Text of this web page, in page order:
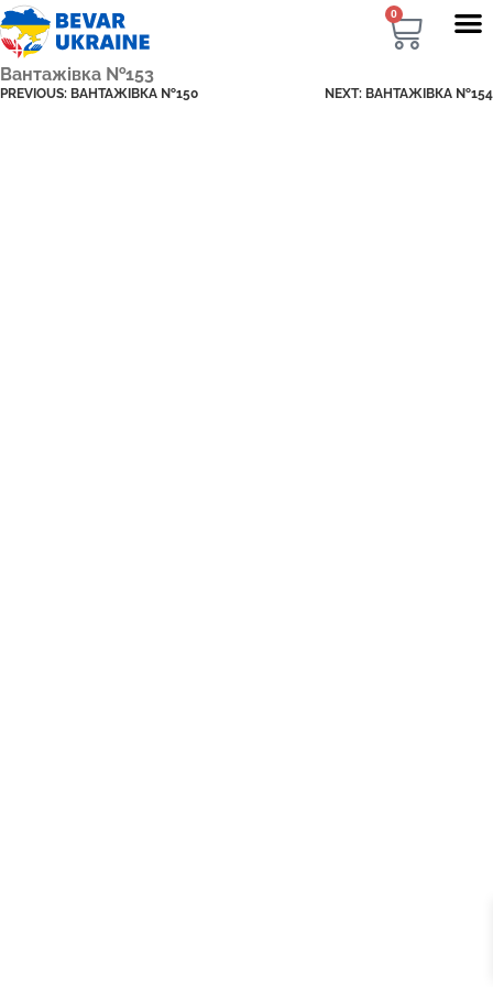
0
Вантажівка №153
PREVIOUS: ВАНТАЖІВКА №150 NEXT: ВАНТАЖІВКА №154